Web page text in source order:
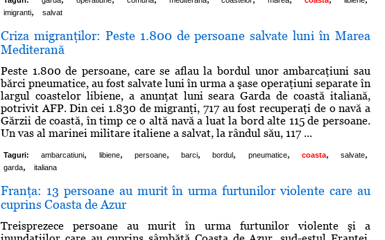
imigranti, salvat
Criza migranţilor: Peste 1.800 de persoane salvate luni în Marea
Mediterană
Peste 1.800 de persoane, care se aflau la bordul unor ambarcaţiuni sau
bărci pneumatice, au fost salvate luni în urma a şase operaţiuni separate în
largul coastelor libiene, a anunţat luni seara Garda de coastă italiană,
potrivit AFP. Din cei 1.830 de migranţi, 717 au fost recuperaţi de o navă a
Gărzii de coastă, în timp ce o altă navă a luat la bord alte 115 de persoane.
Un vas al marinei militare italiene a salvat, la rândul său, 117 ...
Taguri: ambarcatiuni, libiene, persoane, barci, bordul, pneumatice, coasta, salvate,
garda, italiana
Franţa: 13 persoane au murit în urma furtunilor violente care au
cuprins Coasta de Azur
Treisprezece persoane au murit în urma furtunilor violente şi a